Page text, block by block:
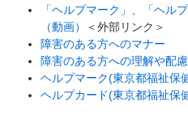
「ヘルプマーク」、「ヘル
（動画）
＜外部リンク＞
障害のある方へのマナー
障害のある方への理解や配
ヘルプマーク(東京都福祉保
ヘルプカード(東京都福祉保